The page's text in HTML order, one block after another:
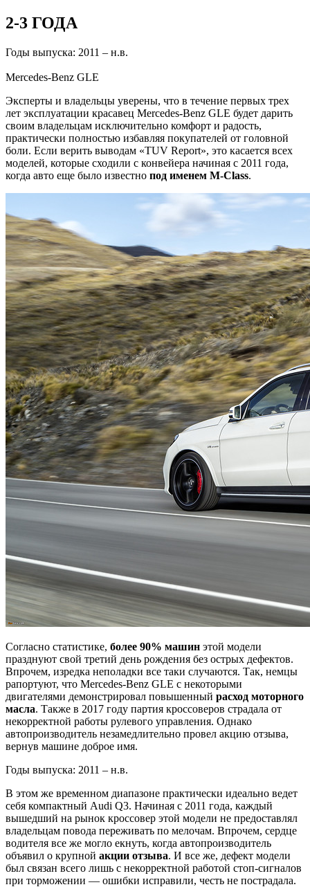
2-3 ГОДА
Годы выпуска: 2011 – н.в.
Mercedes-Benz GLE
Эксперты и владельцы уверены, что в течение первых трех
лет эксплуатации красавец Mercedes-Benz GLE будет дарить
своим владельцам исключительно комфорт и радость,
практически полностью избавляя покупателей от головной
боли. Если верить выводам «TUV Report», это касается всех
моделей, которые сходили с конвейера начиная с 2011 года,
когда авто еще было известно под именем M-Class.
Согласно статистике, более 90% машин этой модели
празднуют свой третий день рождения без острых дефектов.
Впрочем, изредка неполадки все таки случаются. Так, немцы
рапортуют, что Mercedes-Benz GLE с некоторыми
двигателями демонстрировал повышенный расход моторного
масла. Также в 2017 году партия кроссоверов страдала от
некорректной работы рулевого управления. Однако
автопроизводитель незамедлительно провел акцию отзыва,
вернув машине доброе имя.
Годы выпуска: 2011 – н.в.
В этом же временном диапазоне практически идеально ведет
себя компактный Audi Q3. Начиная с 2011 года, каждый
вышедший на рынок кроссовер этой модели не предоставлял
владельцам повода переживать по мелочам. Впрочем, сердце
водителя все же могло екнуть, когда автопроизводитель
объявил о крупной акции отзыва. И все же, дефект модели
был связан всего лишь с некорректной работой стоп-сигналов
при торможении — ошибки исправили, честь не пострадала.